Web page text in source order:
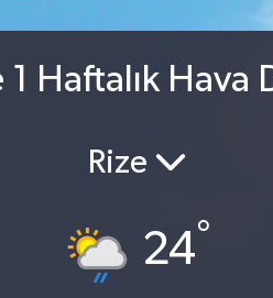
1 Haftalık Hava
Rize
24°